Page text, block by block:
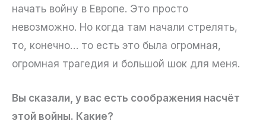
начать войну в Европе. Это просто
невозможно. Но когда там начали стрелять,
то, конечно… то есть это была огромная,
огромная трагедия и большой шок для меня.
Вы сказали, у вас есть соображения насчёт
этой войны. Какие?